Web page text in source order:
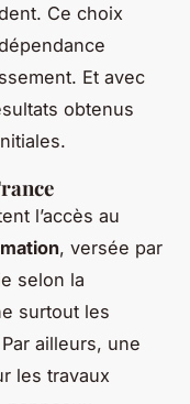
Ce choix
Et avec
obtenus
l’accès au
, versée par
selon la
surtout les
ailleurs, une
les travaux